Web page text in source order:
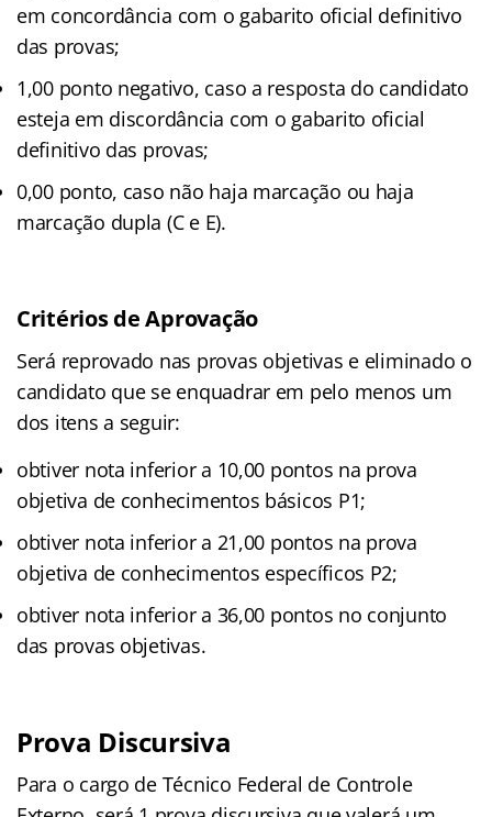
em concordância com o gabarito oficial definitivo
das provas;
1,00 ponto negativo, caso a resposta do candidato
esteja em discordância com o gabarito oficial
definitivo das provas;
0,00 ponto, caso não haja marcação ou haja
marcação dupla (C e E).
Critérios de Aprovação
Será reprovado nas provas objetivas e eliminado o
candidato que se enquadrar em pelo menos um
dos itens a seguir:
obtiver nota inferior a 10,00 pontos na prova
objetiva de conhecimentos básicos P1;
obtiver nota inferior a 21,00 pontos na prova
objetiva de conhecimentos específicos P2;
obtiver nota inferior a 36,00 pontos no conjunto
das provas objetivas.
Prova Discursiva
Para o cargo de Técnico Federal de Controle